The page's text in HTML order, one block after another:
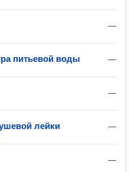
—
—
питьевой воды
—
—
лейки
—